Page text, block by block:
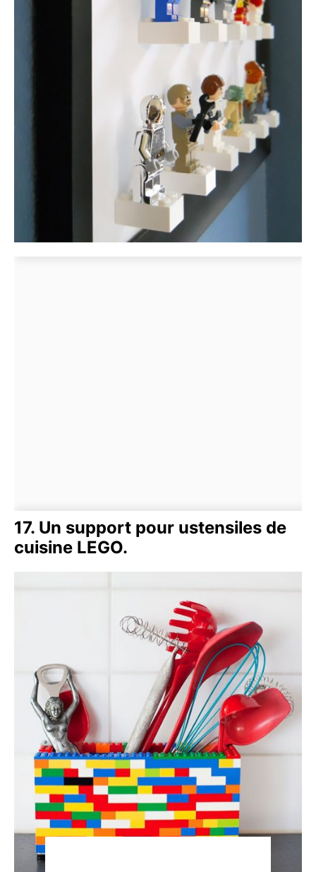
17. Un support pour ustensiles de
cuisine LEGO.